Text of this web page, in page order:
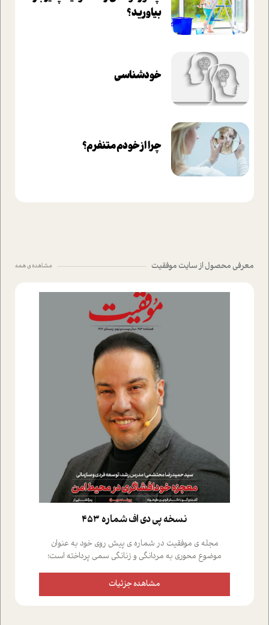
بیاورید؟
خودشناسی
چرا از خودم متنفرم؟
معرفی محصول از سایت موفقیت مشاهده ی همه
نسخه پي دي اف شماره 453
مجله ی موفقیت در شماره ی پیش روی خود به عنوان
موضوع محوری به مردانگی و زنانگی سمی پرداخته است؛
علیخواه، جامعه شناس در بخش های مختلف تلاش کرده ایم
از دریچه های گوناگون به این موضوع مهم بپردازیم.فصل
مشاهده جزئیات